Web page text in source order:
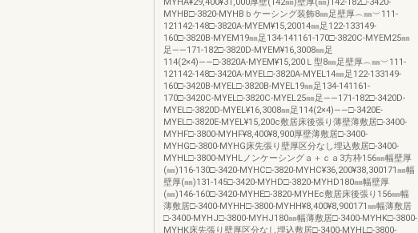
MYHB□-3820-MYHBｂケーシング装飾8㎜足壁厚︵㎜︶111-
121142-148□-3820A-MYEM¥15,20014㎜足122-133149-
160□-3820B-MYEM19㎜足134-141161-170□-3820C-MYEM25㎜
足――171-182□-3820D-MYEM¥16,3008㎜足
114(2×4)――□-3820A-MYEM¥15,200Ｌ型8㎜足壁厚︵㎜︶111-
121142-148□-3420A-MYEL□-3820A-MYEL14㎜足122-133149-
160□-3420B-MYEL□-3820B-MYEL19㎜足134-141161-
170□-3420C-MYEL□-3820C-MYEL25㎜足――171-182□-3420D-
MYEL□-3820D-MYEL¥16,3008㎜足114(2×4)――□-3420E-
MYEL□-3820E-MYEL¥15,200c敷居床後張り薄壁薄敷居□-3400-
MYHF□-3800-MYHF¥8,400¥8,900厚壁薄敷居□-3400-
MYHG□-3800-MYHG床先張り壁厚区分なし埋込敷居□-3400-
MYHL□-3800-MYHLノンケーシングａ＋ｃａ3方枠156㎜幅壁厚
(㎜)116-130□-3420-MYHC□-3820-MYHC¥36,200¥38,300171㎜幅
壁厚(㎜)131-145□-3420-MYHD□-3820-MYHD180㎜幅壁厚
(㎜)146-160□-3420-MYHE□-3820-MYHEc敷居床後張り156㎜幅
薄敷居□-3400-MYHH□-3800-MYHH¥8,400¥8,900171㎜幅薄敷居
□-3400-MYHJ□-3800-MYHJ180㎜幅薄敷居□-3400-MYHK□-3800-
MYHK床先張り壁厚区分なし埋込敷居□-3400-MYHL□-3800-